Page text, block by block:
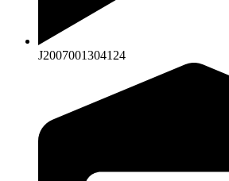
J2007001304124